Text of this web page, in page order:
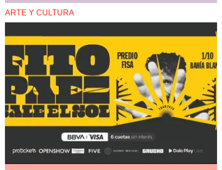
ARTE Y CULTURA